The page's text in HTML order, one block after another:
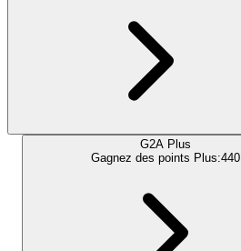
G2A Plus
Gagnez des points Plus:440